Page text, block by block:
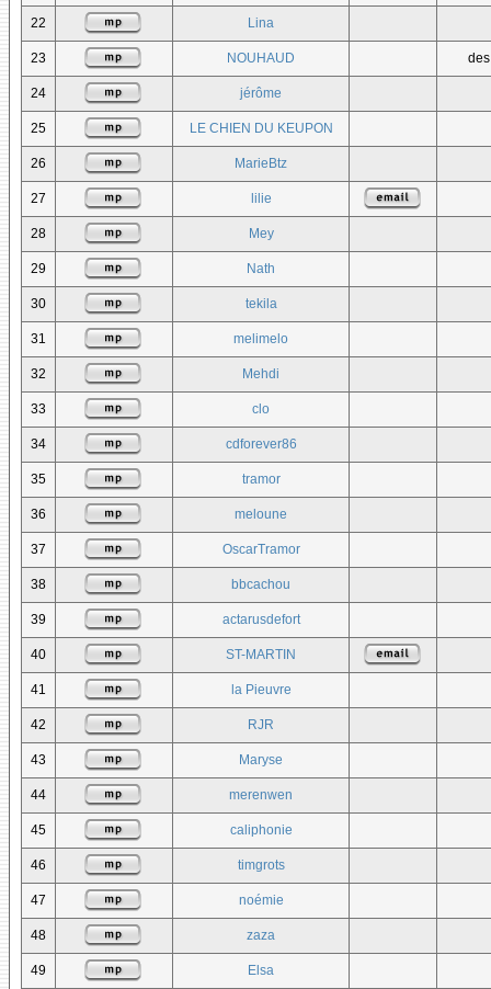
22 Lina
23 NOUHAUD
24 jérôme
25 LE CHIEN DU KEUPON
26 MarieBtz
27 lilie
28 Mey
29 Nath
30 tekila
31 melimelo
32 Mehdi
33 clo
34 cdforever86
35 tramor
36 meloune
37 OscarTramor
38 bbcachou
39 actarusdefort
40 ST-MARTIN
41 la Pieuvre
42 RJR
43 Maryse
44 merenwen
45 caliphonie
46 timgrots
47 noémie
48 zaza
49 Elsa